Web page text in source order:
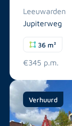
Leeuwarden
Jupiterweg
36 m²
€345 p.m.
Verhuurd